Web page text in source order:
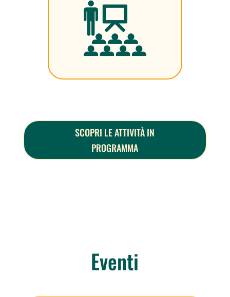
SCOPRI LE ATTIVITÀ IN
PROGRAMMA
Eventi